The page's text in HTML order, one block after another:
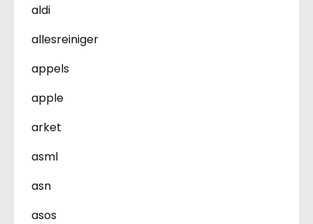
aldi
allesreiniger
appels
apple
arket
asml
asn
asos